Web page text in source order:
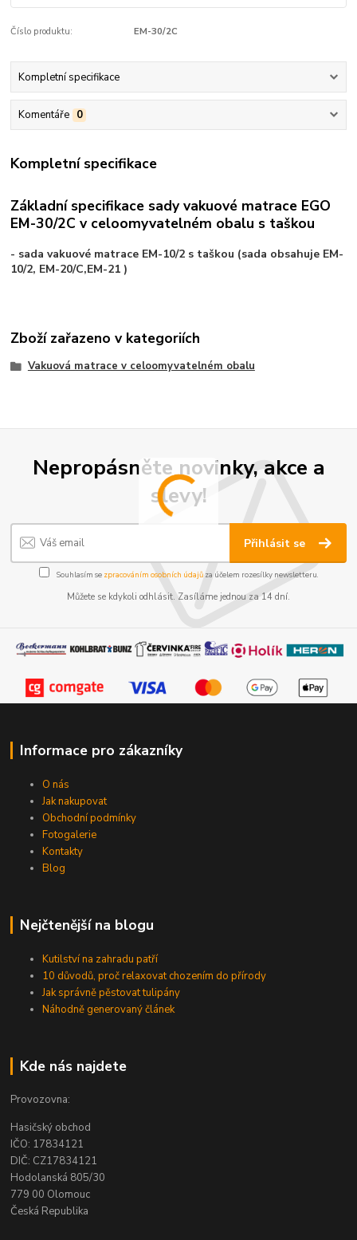
Číslo produktu: EM-30/2C
Kompletní specifikace
Komentáře 0
Kompletní specifikace
Základní specifikace sady vakuové matrace EGO
EM-30/2C v celoomyvatelném obalu s taškou
- sada vakuové matrace EM-10/2 s taškou (sada obsahuje EM-
10/2, EM-20/C,EM-21 )
Zboží zařazeno v kategoriích
Vakuová matrace v celoomyvatelném obalu
Nepropásněte novinky, akce a
slevy!
Přihlásit se
Souhlasím se zpracováním osobních údajůza účelem rozesílky newsletteru.
Můžete se kdykoli odhlásit. Zasíláme jednou za 14 dní.
Informace pro zákazníky
O nás
Jak nakupovat
Obchodní podmínky
Fotogalerie
Kontakty
Blog
Nejčtenější na blogu
Kutilství na zahradu patří
10 důvodů, proč relaxovat chozením do přírody
Jak správně pěstovat tulipány
Náhodně generovaný článek
Kde nás najdete
Provozovna:
Hasičský obchod
IČO: 17834121
DIČ: CZ17834121
Hodolanská 805/30
779 00 Olomouc
Česká Republika